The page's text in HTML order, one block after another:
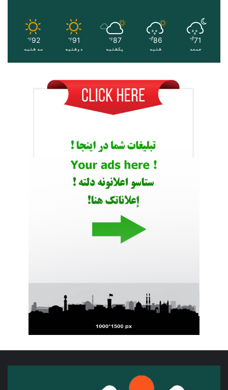
71
℉
جمعه
86
℉
شنبه
87
℉
یکشنبه
91
℉
دوشنبه
92
℉
سه شنبه